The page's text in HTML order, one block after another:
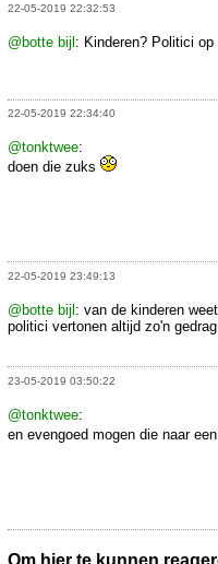
22-05-2019 22:32:53
@botte bijl : Kinderen? Politici
22-05-2019 22:34:40
@tonktwee:
doen die zuks
22-05-2019 23:49:13
@botte bijl: van de kinderen
politici vertonen altijd zo'n gedrag.
23-05-2019 03:50:22
@tonktwee:
en evengoed mogen die naar